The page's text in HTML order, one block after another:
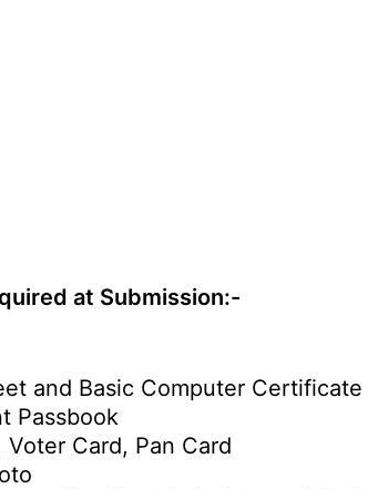
at Submission:-
and Basic Computer Certificate
Passbook
Voter Card, Pan Card